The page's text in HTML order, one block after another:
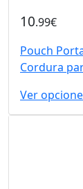
10.99€
Pouch
Cordura
Ver